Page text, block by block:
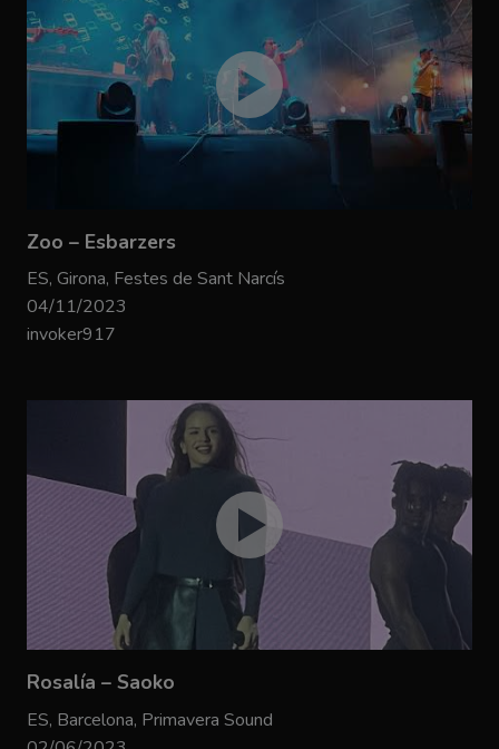
Zoo – Esbarzers
ES, Girona, Festes de Sant Narcís
04/11/2023
invoker917
Rosalía – Saoko
ES, Barcelona, Primavera Sound